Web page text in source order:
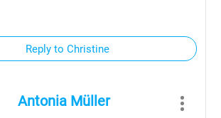
Reply to Christine
Antonia Müller